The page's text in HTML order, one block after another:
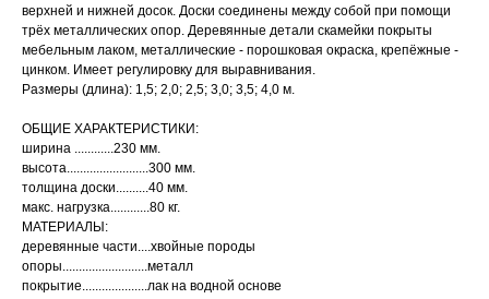
верхней и нижней досок. Доски соединены между собой при помощи
трёх металлических опор. Деревянные детали скамейки покрыты
мебельным лаком, металлические - порошковая окраска, крепёжные -
цинком. Имеет регулировку для выравнивания.
Размеры (длина): 1,5; 2,0; 2,5; 3,0; 3,5; 4,0 м.
ОБЩИЕ ХАРАКТЕРИСТИКИ:
ширина ............230 мм.
высота.........................300 мм.
толщина доски..........40 мм.
макс. нагрузка............80 кг.
МАТЕРИАЛЫ:
деревянные части....хвойные породы
опоры..........................металл
покрытие....................лак на водной основе